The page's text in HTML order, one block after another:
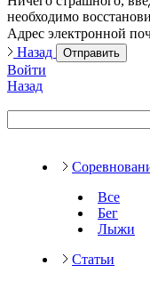
необходимо
Адрес электронной
Назад
Отправить
Войти
Назад
Все
Бег
Лыжи
Статьи